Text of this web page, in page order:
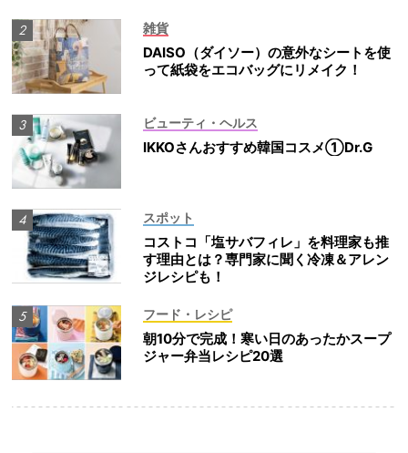
雑貨
DAISO（ダイソー）の意外なシートを使
って紙袋をエコバッグにリメイク！
ビューティ・ヘルス
IKKOさんおすすめ韓国コスメ①Dr.G
スポット
コストコ「塩サバフィレ」を料理家も推
す理由とは？専門家に聞く冷凍＆アレン
ジレシピも！
フード・レシピ
朝10分で完成！寒い日のあったかスープ
ジャー弁当レシピ20選